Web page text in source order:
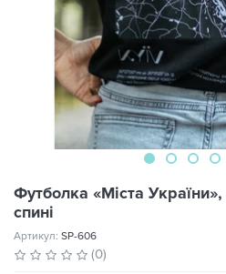
Футболка «Міста
спині
Артикул: SP-606
(0)